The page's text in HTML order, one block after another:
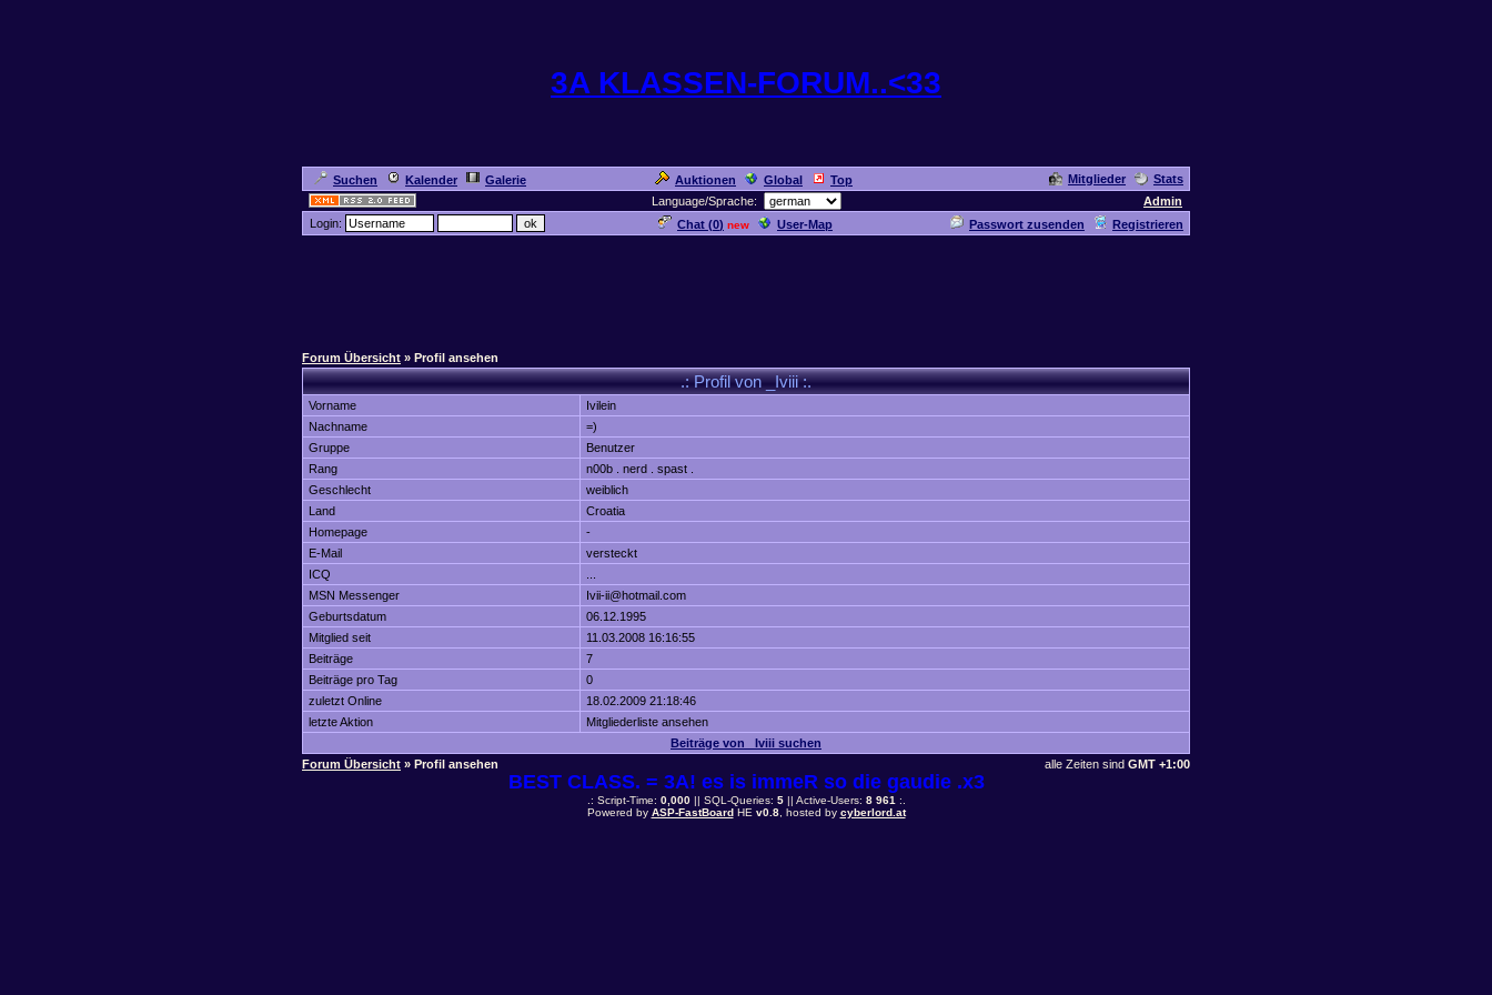
3A KLASSEN-FORUM..<33
Suchen Kalender Galerie Auktionen Global Top Mitglieder
Stats
Language/Sprache:
Admin
Login:
Chat (0) new User-Map Passwort zusenden Registrieren
Forum Übersicht » Profil ansehen
.: Profil von _Iviii :.
Vorname
Ivilein
Nachname
=)
Gruppe
Benutzer
Rang
n00b . nerd . spast .
Geschlecht
weiblich
Land
Croatia
Homepage
-
E-Mail
versteckt
ICQ
MSN Messenger
Ivii-ii@hotmail.com
Geburtsdatum
06.12.1995
Mitglied seit
11.03.2008 16:16:55
Beiträge
7
Beiträge pro Tag
0
zuletzt Online
18.02.2009 21:18:46
letzte Aktion
Mitgliederliste ansehen
Beiträge von _Iviii suchen
Forum Übersicht » Profil ansehen alle Zeiten sind GMT +1:00
BEST CLASS. = 3A! es is immeR so die gaudie .x3
.: Script-Time: 0,000|| SQL-Queries: 5|| Active-Users: 8 961 :.
Powered by ASP-FastBoardHE v0.8, hosted by cyberlord.at